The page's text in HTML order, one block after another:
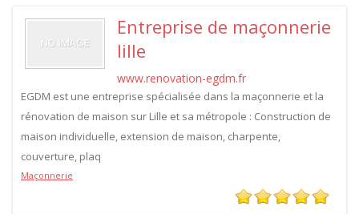
Entreprise de maçonnerie
lille
www.renovation-egdm.fr
EGDM est une entreprise spécialisée dans la maçonnerie et la
rénovation de maison sur Lille et sa métropole : Construction de
maison individuelle, extension de maison, charpente,
couverture, plaq
Maçonnerie